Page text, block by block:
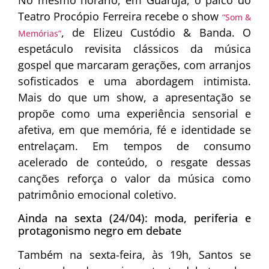
Teatro Procópio Ferreira recebe o show “Som &
Memórias”, de Elizeu Custódio & Banda. O
espetáculo revisita clássicos da música
gospel que marcaram gerações, com arranjos
sofisticados e uma abordagem intimista.
Mais do que um show, a apresentação se
propõe como uma experiência sensorial e
afetiva, em que memória, fé e identidade se
entrelaçam. Em tempos de consumo
acelerado de conteúdo, o resgate dessas
canções reforça o valor da música como
patrimônio emocional coletivo.
Ainda na sexta (24/04): moda, periferia e
protagonismo negro em debate
Também na sexta-feira, às 19h, Santos se